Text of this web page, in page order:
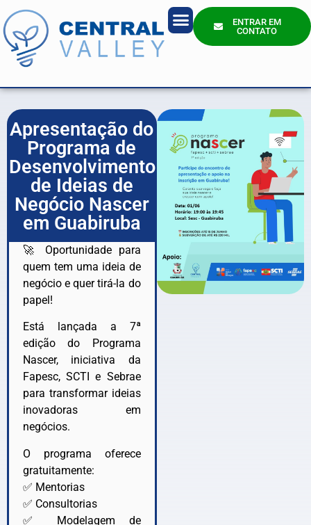
ENTRAR EM
CONTATO
Apresentação do
Programa de
Desenvolvimento
de Ideias de
Negócio Nascer
em Guabiruba
🚀 Oportunidade para
quem tem uma ideia de
negócio e quer tirá-la do
papel!
Está lançada a 7ª
edição do Programa
Nascer, iniciativa da
Fapesc, SCTI e Sebrae
para transformar ideias
inovadoras em
negócios.
O programa oferece
gratuitamente:
✅ Mentorias
✅ Consultorias
✅ Modelagem de